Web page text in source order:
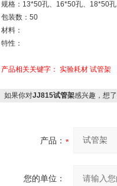
规格：13*50孔、16*50孔、18*50孔
包装数：50
材料：
特性：
产品相关关键字： 实验耗材 试管架
如果你对JJ815试管架感兴趣，想
产品：
您的单位：